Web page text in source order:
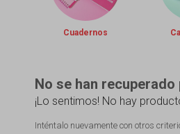
Cuadernos
No se han
¡Lo sentimos! No hay
Inténtalo nuevamente con otros